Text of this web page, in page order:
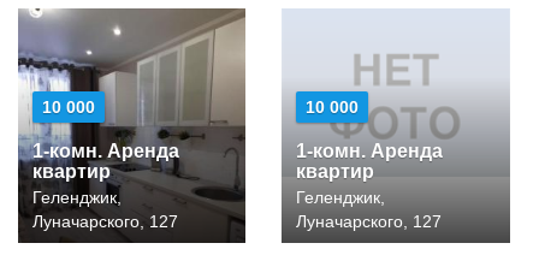
10 000
1-комн. Аренда
квартир
Геленджик,
Луначарского, 127
10 000
1-комн. Аренда
квартир
Геленджик,
Луначарского, 127